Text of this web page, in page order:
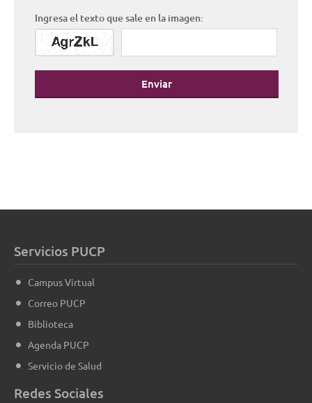
Ingresa el texto que sale en la imagen:
Enviar
Servicios PUCP
Campus Virtual
Correo PUCP
Biblioteca
Agenda PUCP
Servicio de Salud
Redes Sociales